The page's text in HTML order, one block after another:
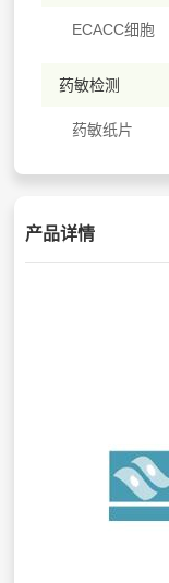
ECACC细胞
药敏检测
药敏纸片
产品详情